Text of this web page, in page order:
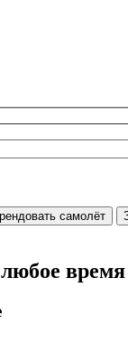
самолёт